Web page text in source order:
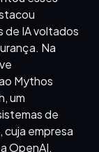
de IA voltados
Na
Mythos
um
de
cuja empresa
OpenAI,